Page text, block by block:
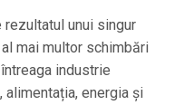
unui singur
mai multor schimbări
industrie
alimentația, energia și